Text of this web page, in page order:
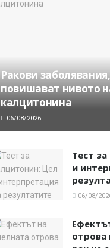
Ракови
повишават нивото
калцитонина
06/08/2026
Тест
и
06/08/
отрова